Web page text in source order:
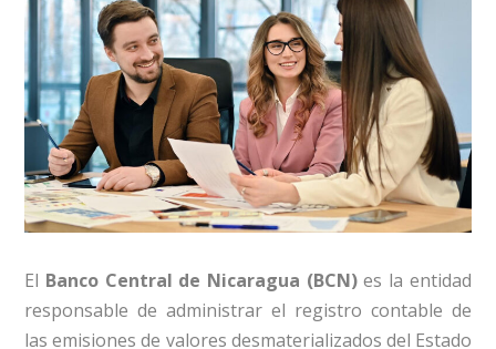
El Banco Central de Nicaragua (BCN)es la entidad
responsable de administrar el registro contable de
las emisiones de valores desmaterializados del Estado